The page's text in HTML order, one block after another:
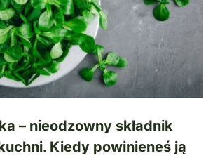
– nieodzowny składnik
Kiedy powinieneś ją